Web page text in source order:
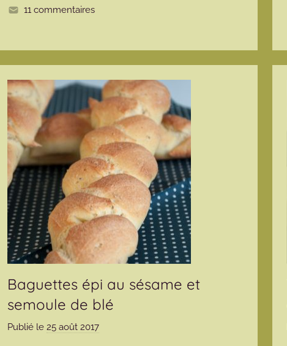
11 commentaires
Baguettes épi au sésame et
semoule de blé
Publié le 25 août 2017p